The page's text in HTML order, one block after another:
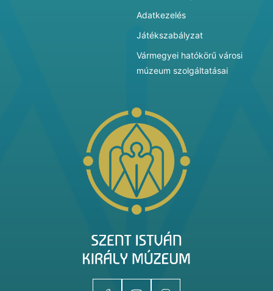
Adatkezelés
Játékszabályzat
Vármegyei hatókörű városi
múzeum szolgáltatásai